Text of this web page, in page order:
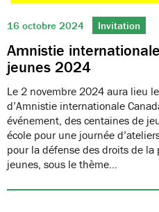
16 octobre 2024 Invitation
Amnistie
jeunes 2024
Le 2 novembre 2024 aura lieu
d’Amnistie internationale
événement, des centaines de
école pour une journée
pour la défense des droits de la
jeunes, sous le thème…